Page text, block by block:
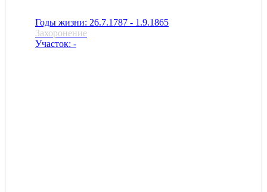
Годы жизни: 26.7.1787 - 1.9.1865
Захоронение
Участок: -